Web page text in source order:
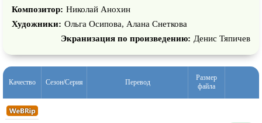
Композитор: Николай Анохин
Художники: Ольга Осипова, Алана Снеткова
Экранизация по произведению: Денис Тяпичев
Качество Сезон/Серия Перевод
Размер
файла